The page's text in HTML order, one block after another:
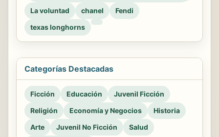
La voluntad
chanel
Fendi
texas longhorns
Categorías Destacadas
Ficción Educación
Juvenil Ficción
Religión
Economía y Negocios
Historia
Arte
Juvenil No Ficción Salud